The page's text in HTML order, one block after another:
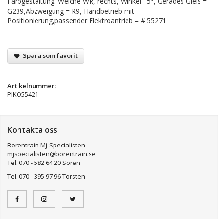
G239,Abzweigung = R9, Handbetrieb mit
Positionierung,passender Elektroantrieb = # 55271
Spara som favorit
Artikelnummer:
PIKO55421
Kontakta oss
Borentrain Mj-Specialisten
mjspecialisten@borentrain.se
Tel. 070 - 582 64 20 Sören
Tel. 070 - 395 97 96 Torsten